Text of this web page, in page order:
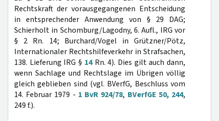
Rechtskraft der vorausgegangenen Entscheidung
in entsprechender Anwendung von § 29 DAG;
Schierholt in Schomburg/Lagodny, 6. Aufl., IRG vor
§ 2 Rn. 14; Burchard/Vogel in Grützner/Pötz,
Internationaler Rechtshilfeverkehr in Strafsachen,
138. Lieferung IRG § 14Rn. 4). Dies gilt auch dann,
wenn Sachlage und Rechtslage im Übrigen völlig
gleich geblieben sind (vgl. BVerfG, Beschluss vom
14. Februar 1979 - 1 BvR 924/78, BVerfGE 50, 244,
249 f.).